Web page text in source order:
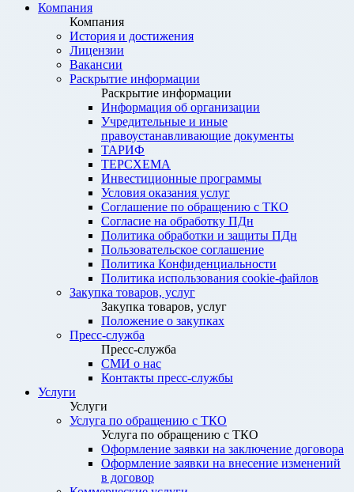
Компания
Компания
История и достижения
Лицензии
Вакансии
Раскрытие информации
Раскрытие информации
Информация об организации
Учредительные и иные
правоустанавливающие документы
ТАРИФ
ТЕРСХЕМА
Инвестиционные программы
Условия оказания услуг
Соглашение по обращению с ТКО
Согласие на обработку ПДн
Политика обработки и защиты ПДн
Пользовательское соглашение
Политика Конфиденциальности
Политика использования cookie-файлов
Закупка товаров, услуг
Закупка товаров, услуг
Положение о закупках
Пресс-служба
Пресс-служба
СМИ о нас
Контакты пресс-службы
Услуги
Услуги
Услуга по обращению с ТКО
Услуга по обращению с ТКО
Оформление заявки на заключение договора
Оформление заявки на внесение изменений
в договор